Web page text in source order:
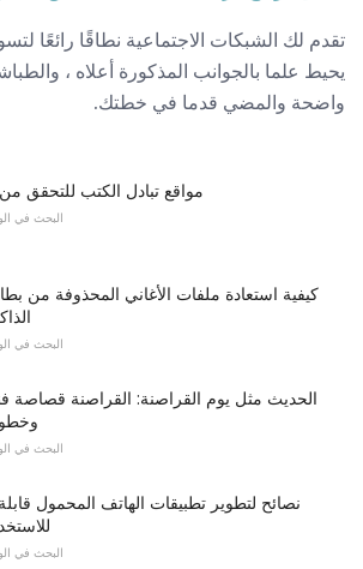
تقدم لك الشبكات الاجتماعية نطاقًا رائعًا
يحيط علما بالجوانب المذكورة أعلاه ،
واضحة والمضي قدما في خطتك.
4 مواقع تبادل الكتب للتحقق من
البحث في
كيفية استعادة ملفات الأغاني المحذوفة من
البحث في
الحديث مثل يوم القراصنة: القراصنة قصاصة
البحث في
البحث في